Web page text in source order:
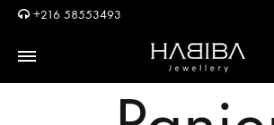
+216 58553493